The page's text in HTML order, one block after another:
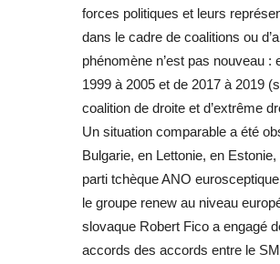
forces politiques et leurs
dans le cadre de coalitions ou
phénomène n’est pas nouveau :
1999 à 2005 et de 2017 à 2019
coalition de droite et d’extrême
Un situation comparable a été
Bulgarie, en Lettonie, en
parti tchèque ANO
le groupe renew au niveau
slovaque Robert Fico a engagé
accords des accords entre le